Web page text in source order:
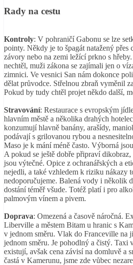
Rady na cestu
Kontroly: V pohraničí Gabonu se lze
pointy. Někdy je to špagát natažený přes
závory nebo na zemi ležící prkno s
nechtěl, muži zákona se zajímali jen o
zimnici. Ve vesnici San nám dokonce
dělat průvodce. Střelnou zbraň vyměnil
Pokud by tudy chtěl projet někdo další,
Stravování: Restaurace s evropským
hlavním městě a několika drahých
konzumují hlavně banány, arašídy,
podávají s grilovanou rybou a
Maso je k mání méně často. Výborná
A pokud se ještě dobře připraví
jsou výtečné. Opice z ochranářských a
nejedli, a také vzhledem k riziku nákazy
nedoporučujeme. Balená vody i několik
dostání téměř všude. Totéž platí i pro
palmovým vínem a pivem.
Doprava: Omezená a časově náročná.
Liberville a městem Bitam u hranic s
v jednom směru. Vlak do Franceville na
jednom směru. Je pohodlný a čistý. Taxi
existují, avšak cena závisí na domluvě a
častá v Kamerunu, jsme zde vůbec